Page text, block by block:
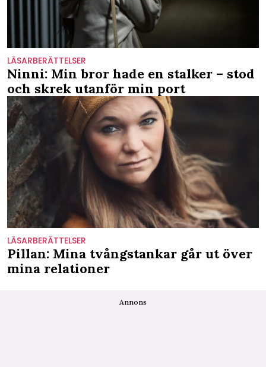
LÄSARBERÄTTELSER
Ninni: Min bror hade en stalker – stod
och skrek utanför min port
LÄSARBERÄTTELSER
Pillan: Mina tvångstankar går ut över
mina relationer
Annons